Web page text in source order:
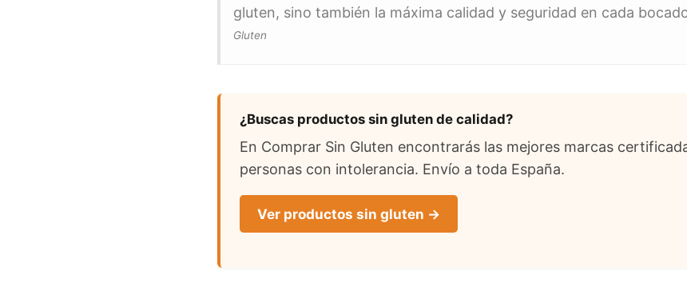
gluten, sino también la máxima calidad y seguridad en cada
Gluten
¿Buscas productos sin gluten de calidad?
En Comprar Sin Gluten encontrarás las mejores marcas
personas con intolerancia. Envío a toda España.
Ver productos sin gluten →